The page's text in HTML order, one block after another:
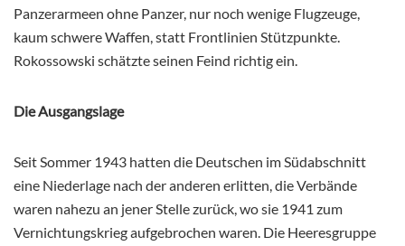
Panzerarmeen ohne Panzer, nur noch wenige Flugzeuge,
kaum schwere Waffen, statt Frontlinien Stützpunkte.
Rokossowski schätzte seinen Feind richtig ein.
Die Ausgangslage
Seit Sommer 1943 hatten die Deutschen im Südabschnitt
eine Niederlage nach der anderen erlitten, die Verbände
waren nahezu an jener Stelle zurück, wo sie 1941 zum
Vernichtungskrieg aufgebrochen waren. Die Heeresgruppe